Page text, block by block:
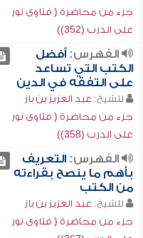
جزء من محاضرة ( فتاوى نور
على الدرب (352))
الفهرس:أفضل
الكتب التي تساعد
على التفقه في الدين
للشيخ: عبد العزيز بن باز
جزء من محاضرة ( فتاوى نور
على الدرب (358))
الفهرس:التعريف
بأهم ما ينصح بقراءته
من الكتب
للشيخ: عبد العزيز بن باز
جزء من محاضرة ( فتاوى نور